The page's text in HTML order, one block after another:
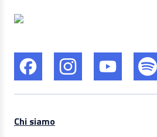
Chi siamo